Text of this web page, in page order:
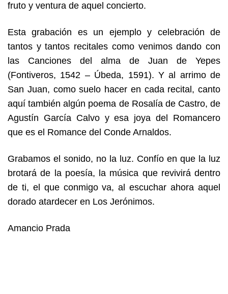
fruto y ventura de aquel concierto.
Esta grabación es un ejemplo y celebración de
tantos y tantos recitales como venimos dando con
las Canciones del alma de Juan de Yepes
(Fontiveros, 1542 – Úbeda, 1591). Y al arrimo de
San Juan, como suelo hacer en cada recital, canto
aquí también algún poema de Rosalía de Castro, de
Agustín García Calvo y esa joya del Romancero
que es el Romance del Conde Arnaldos.
Grabamos el sonido, no la luz. Confío en que la luz
brotará de la poesía, la música que revivirá dentro
de ti, el que conmigo va, al escuchar ahora aquel
dorado atardecer en Los Jerónimos.
Amancio Prada